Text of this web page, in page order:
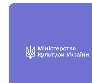
Козятинської міської